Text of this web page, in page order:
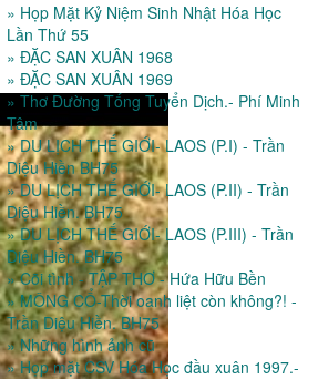
» Họp Mặt Kỷ Niệm Sinh Nhật Hóa Học
Lần Thứ 55
» ĐẶC SAN XUÂN 1968
» ĐẶC SAN XUÂN 1969
» Thơ Đường Tống Tuyển Dịch.- Phí Minh
Tâm
» DU LỊCH THẾ GIỚI- LAOS (P.I) - Trần
Diệu Hiền BH75
» DU LỊCH THẾ GIỚI- LAOS (P.II) - Trần
Diệu Hiền. BH75
» DU LỊCH THẾ GIỚI- LAOS (P.III) - Trần
Diệu Hiền. BH75
» Cõi tình - TẬP THƠ - Hứa Hữu Bền
» MÔNG CỔ-Thời oanh liệt còn không?! -
Trần Diệu Hiền. BH75
» Những hình ảnh cũ
» Họp mặt CSV Hóa Học đầu xuân 1997.-